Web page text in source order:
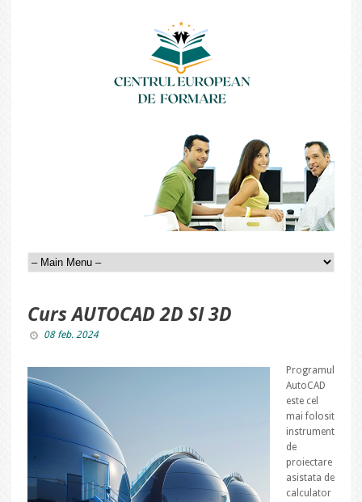
Curs AUTOCAD 2D SI 3D
08 feb. 2024
Programul
AutoCAD
este cel
mai folosit
instrument
de
proiectare
asistata de
calculator